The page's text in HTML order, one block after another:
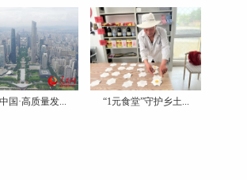
国·高质量发... “1元食堂”守护乡土...